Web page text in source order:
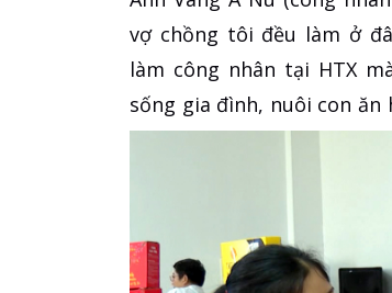
vợ chồng tôi đều làm ở
làm công nhân tại HTX
sống gia đình, nuôi con ăn